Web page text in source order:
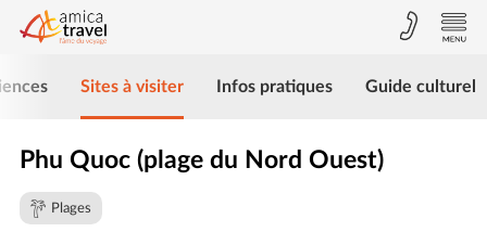
Sites à visiter Infos pratiques Guide culturel
Phu Quoc (plage du Nord Ouest)
Plages